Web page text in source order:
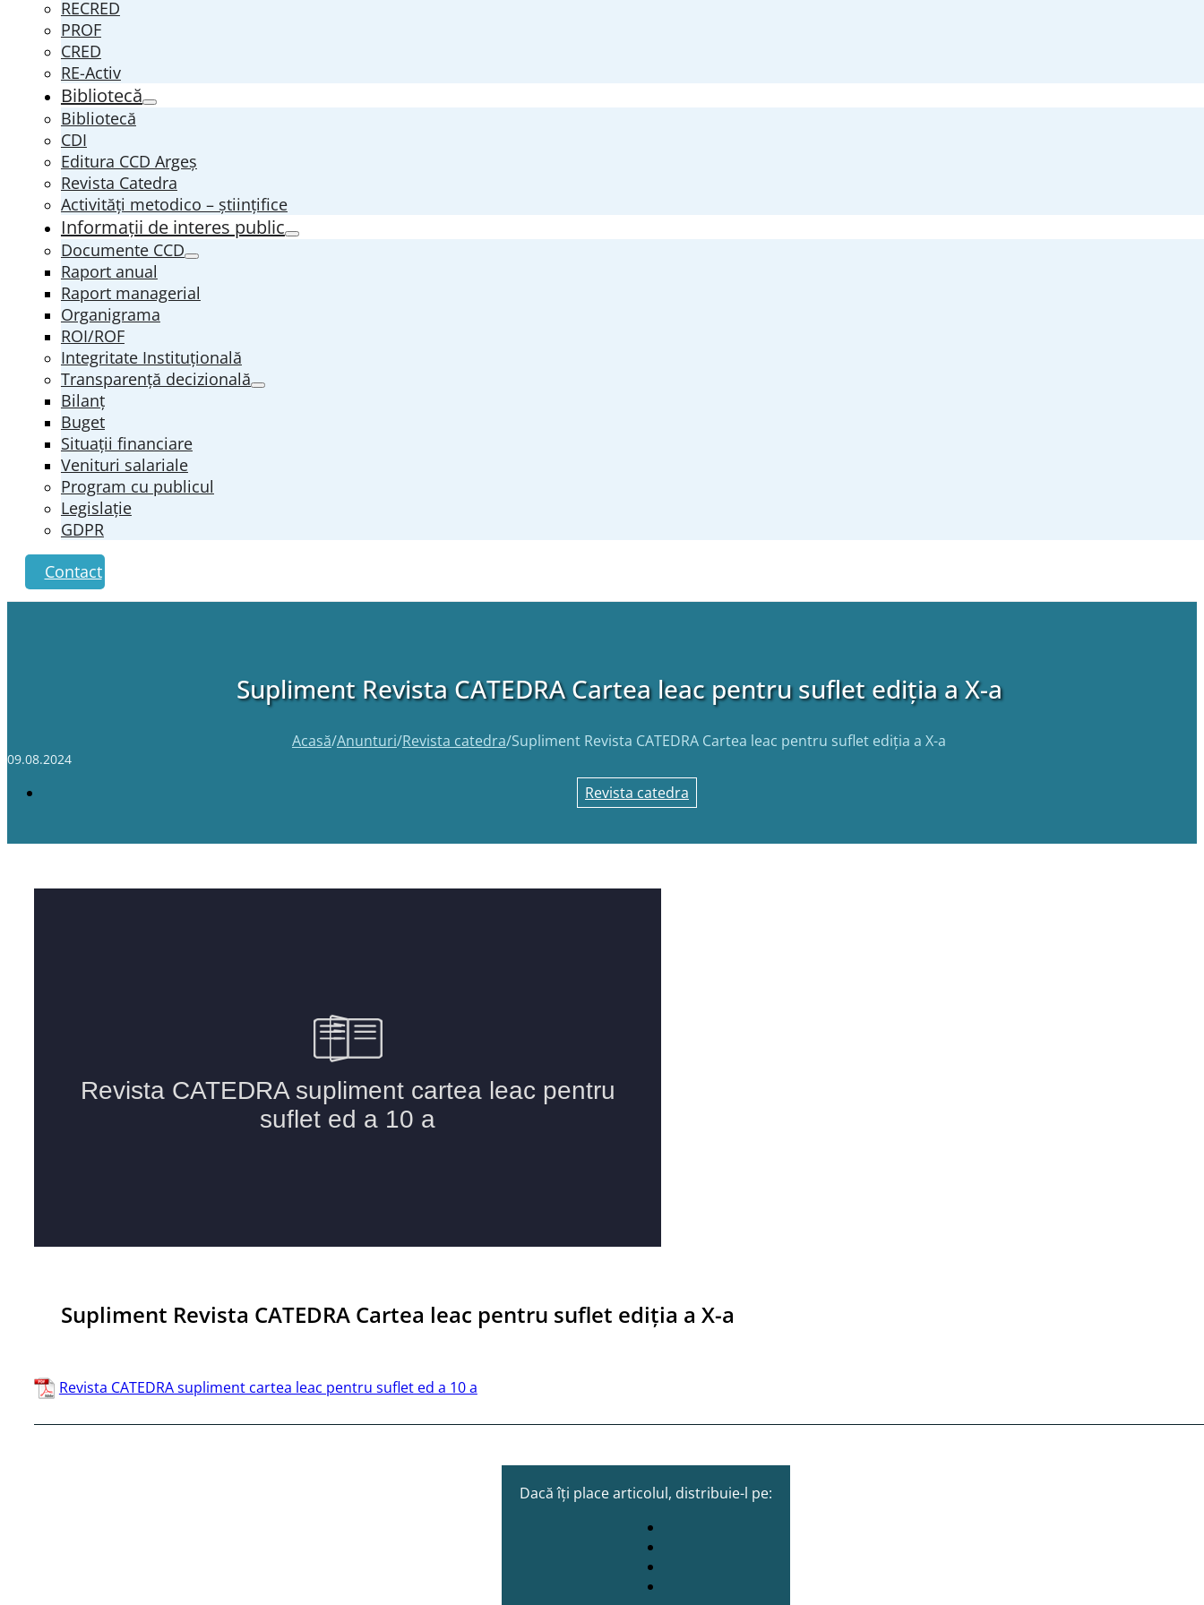
RECRED
PROF
CRED
RE-Activ
Bibliotecă
Bibliotecă
CDI
Editura CCD Argeş
Revista Catedra
Activități metodico – științifice
Informații de interes public
Documente CCD
Raport anual
Raport managerial
Organigrama
ROI/ROF
Integritate Instituțională
Transparenţă decizională
Bilanț
Buget
Situații financiare
Venituri salariale
Program cu publicul
Legislație
GDPR
Contact
Supliment Revista CATEDRA Cartea leac pentru suflet ediția a X-a
Acasă/Anunturi/Revista catedra/Supliment Revista CATEDRA Cartea leac pentru suflet ediția a X-a
09.08.2024
Revista catedra
Supliment Revista CATEDRA Cartea leac pentru suflet ediția a X-a
Revista CATEDRA supliment cartea leac pentru suflet ed a 10 a
Dacă îți place articolul, distribuie-l pe: